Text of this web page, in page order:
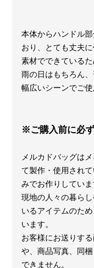
本体からハンドル
おり、とても丈夫
素材でできているた
雨の日はもちろん
幅広いシーンでご使
※ご購入前に必
メルカドバッグは
て製作・使用され
みでお作りしていま
現地の人々の暮ら
いるアイテムのた
います。
お客様にお送りす
や、商品写真、同
できません。